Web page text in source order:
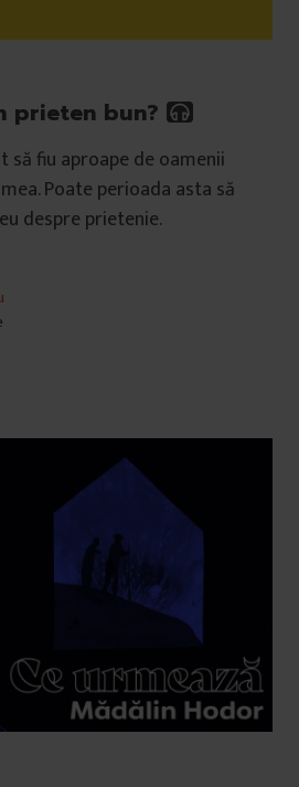
prieten bun?
să fiu aproape de oamenii
Poate perioada asta să
despre prietenie.